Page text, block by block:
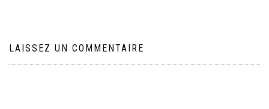
LAISSEZ UN COMMENTAIRE